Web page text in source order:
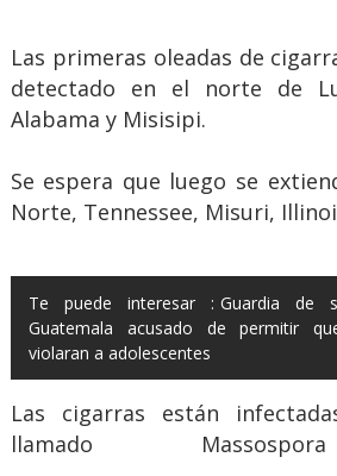
Las primeras oleadas de
detectado en el norte de
Alabama y Misisipi.
Se espera que luego se
Norte, Tennessee, Misuri,
Te puede interesar : Guardia de
Guatemala acusado de permitir
violaran a adolescentes
Las cigarras están
llamado